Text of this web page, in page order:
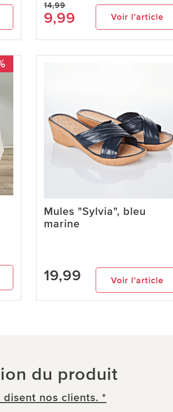
14,99
9,99 Voir l’article
Mules "Sylvia", bleu
marine
19,99 Voir l’article
du produit
disent nos clients. *